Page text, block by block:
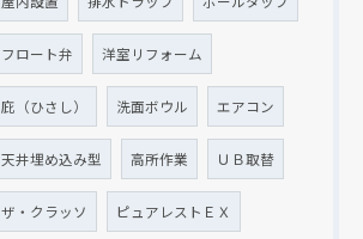
フロート弁 洋室リフォーム
庇（ひさし） 洗面ボウル エアコン
天井埋め込み型 高所作業 ＵＢ取替
ザ・クラッソ ピュアレストＥＸ